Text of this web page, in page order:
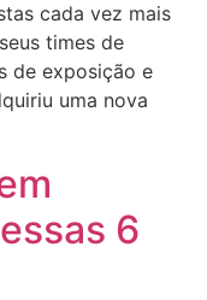
cada vez mais
times de
de exposição e
uma nova
6